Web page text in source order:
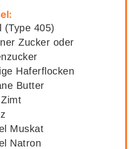
(Type 405)
Zucker oder
Haferflocken
Butter
Zimt
Muskat
Natron